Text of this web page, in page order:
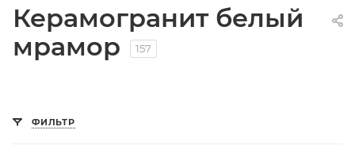
Керамогранит белый
мрамор
157
ФИЛЬТР